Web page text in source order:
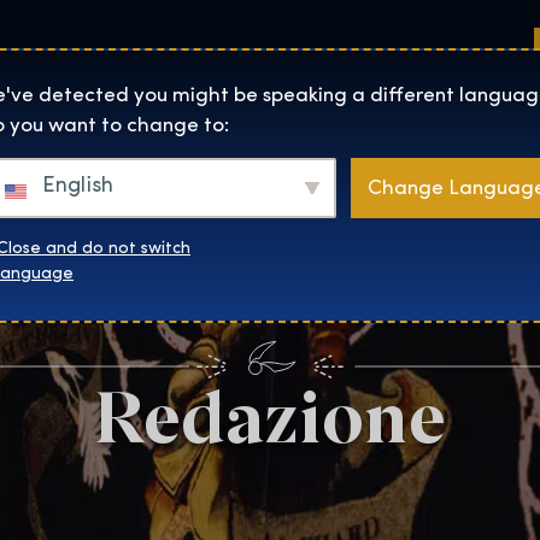
Exhibition home page
Sedi Informazioni su Negozio
Redazione
detected you might be speaking a different
you want to change to:
English Change
and do not switch